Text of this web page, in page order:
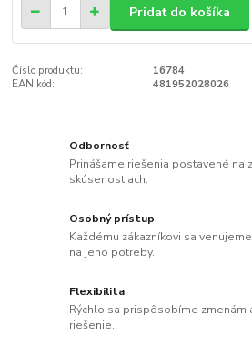
Pridať do košíka
Číslo produktu:
16784
EAN kód:
481952028026
Odbornosť
Prinášame riešenia postavené na
skúsenostiach.
Osobný prístup
Každému zákazníkovi sa
na jeho potreby.
Flexibilita
Rýchlo sa prispôsobíme zmenám
riešenie.